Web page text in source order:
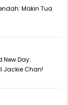
Makin Tua
Jackie Chan!